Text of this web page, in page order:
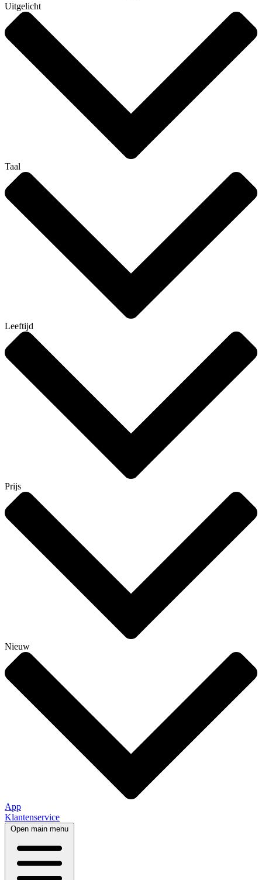
Uitgelicht
Taal
Leeftijd
Prijs
Nieuw
App
Klantenservice
Open main menu